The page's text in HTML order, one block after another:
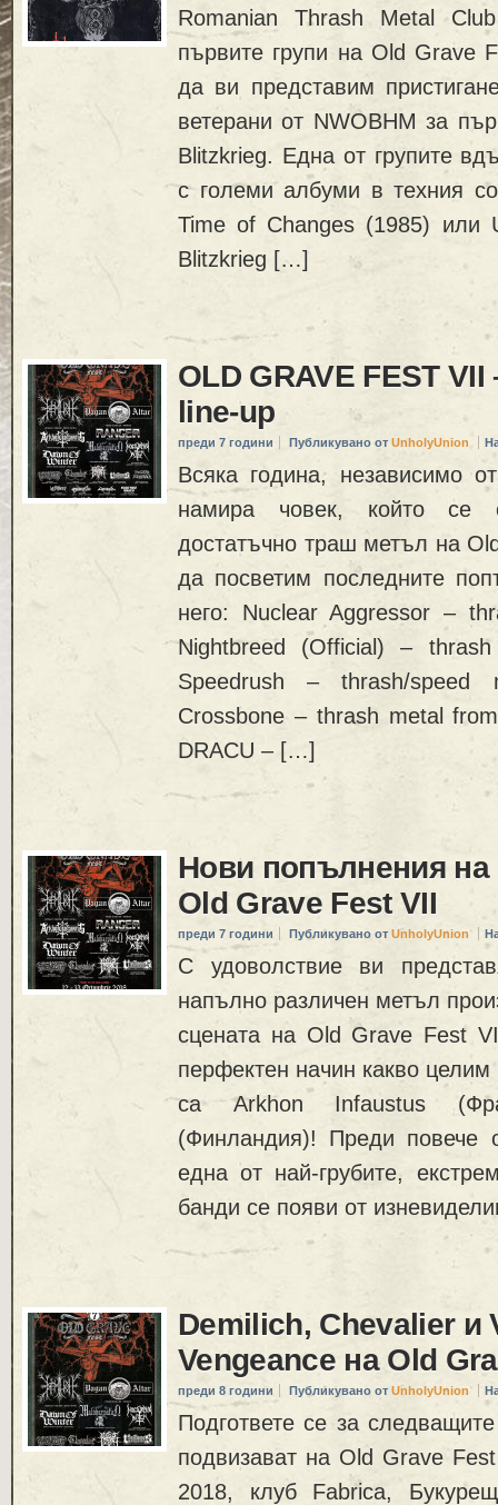
Romanian Thrash Metal
първите групи на Old
да ви представим
ветерани от NWOBHM за
Blitzkrieg. Една от групите
с големи албуми в техния
Time of Changes (1985) или
Blitzkrieg […]
OLD GRAVE FEST
line-up
преди 7 години Публикувано от UnholyUnion
Всяка година, независимо
намира човек, който се
достатъчно траш метъл на
да посветим последните
него: Nuclear Aggressor –
Nightbreed (Official) –
Speedrush – thrash/speed
Crossbone – thrash metal
DRACU – […]
Нови попълнения
Old Grave Fest VII
преди 7 години Публикувано от UnholyUnion
С удоволствие ви
напълно различен метъл
сцената на Old Grave Fest
перфектен начин какво
са Arkhon Infaustus
(Финландия)! Преди повече
една от най-грубите,
банди се появи от
Demilich, Chevalier и
Vengeance на Old
преди 8 години Публикувано от UnholyUnion
Подгответе се за
подвизават на Old Grave
2018, клуб Fabrica,